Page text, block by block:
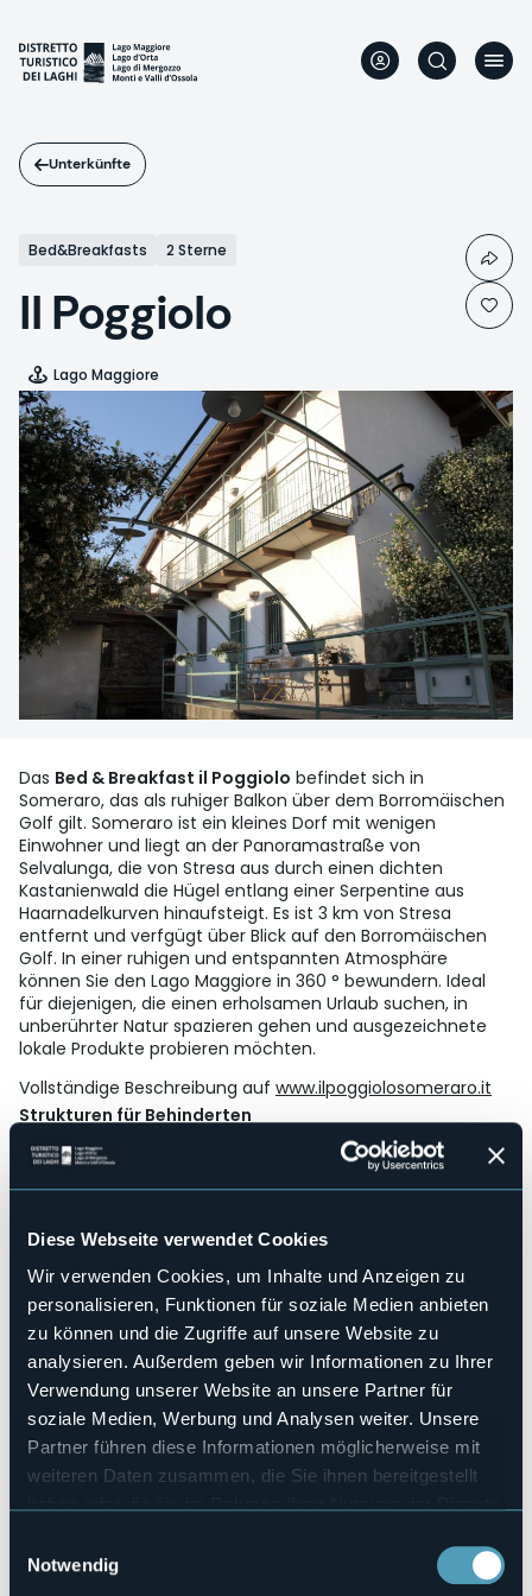
Diese Webseite verwendet Cookies
Wir verwenden Cookies, um Inhalte und Anzeigen zu
personalisieren, Funktionen für soziale Medien anbieten
zu können und die Zugriffe auf unsere Website zu
analysieren. Außerdem geben wir Informationen zu Ihrer
Verwendung unserer Website an unsere Partner für
soziale Medien, Werbung und Analysen weiter. Unsere
Partner führen diese Informationen möglicherweise mit
weiteren Daten zusammen, die Sie ihnen bereitgestellt
Notwendig
Inhalt
Unterkünfte
Bed&Breakfasts 2 Sterne
Il Poggiolo
Lago Maggiore
Das Bed & Breakfast il Poggiolo befindet sich in
Someraro, das als ruhiger Balkon über dem Borromäischen
Golf gilt. Someraro ist ein kleines Dorf mit wenigen
Einwohner und liegt an der Panoramastraße von
Selvalunga, die von Stresa aus durch einen dichten
Kastanienwald die Hügel entlang einer Serpentine aus
Haarnadelkurven hinaufsteigt. Es ist 3 km von Stresa
entfernt und verfgügt über Blick auf den Borromäischen
Golf. In einer ruhigen und entspannten Atmosphäre
können Sie den Lago Maggiore in 360 ° bewundern. Ideal
für diejenigen, die einen erholsamen Urlaub suchen, in
unberührter Natur spazieren gehen und ausgezeichnete
lokale Produkte probieren möchten.
Vollständige Beschreibung auf www.ilpoggiolosomeraro.it
Strukturen für Behinderten
Wellness
No
Kongresshalle
No
Hallenbad
No
Haustiere erlaubt
No
Anzahl der Zimmer
2
Anzahl der Betten
5
E-mail
Webseite